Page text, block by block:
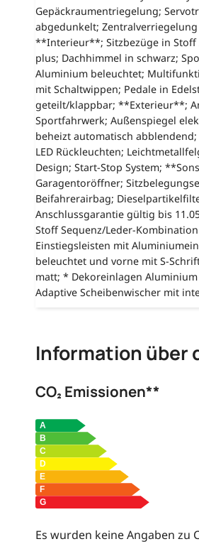
Gepäckraumentriegelung;
abgedunkelt;
**Interieur**; Sitzbezüge in Stoff
plus; Dachhimmel in schwarz;
Aluminium beleuchtet;
mit Schaltwippen; Pedale in
geteilt/klappbar; **Exterieur**;
Sportfahrwerk; Außenspiegel
beheizt automatisch
LED Rückleuchten;
Design; Start-Stop System;
Garagentoröffner;
Beifahrerairbag;
Anschlussgarantie gültig bis
Stoff Sequenz/Leder-
Einstiegsleisten mit
beleuchtet und vorne mit S-
matt; * Dekoreinlagen
Adaptive Scheibenwischer mit
Information über
CO₂ Emissionen**
Es wurden keine Angaben zu